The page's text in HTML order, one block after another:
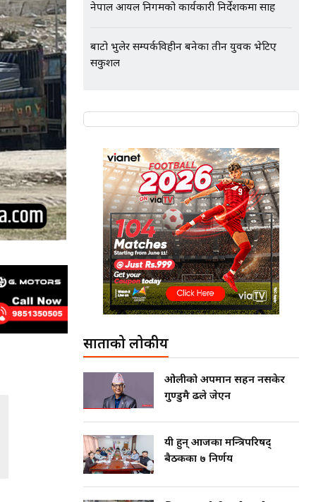
नेपाल आयल निगमको कार्यकारी निर्देशकमा साह
बाटो भुलेर सम्पर्कविहीन बनेका तीन युवक भेटिए
सकुशल
साताको लोकप्रीय
ओलीको अपमान सहन नसकेर
गुण्डुमै ढले जेएन
यी हुन् आजका मन्त्रिपरिषद्
बैठकका ७ निर्णय